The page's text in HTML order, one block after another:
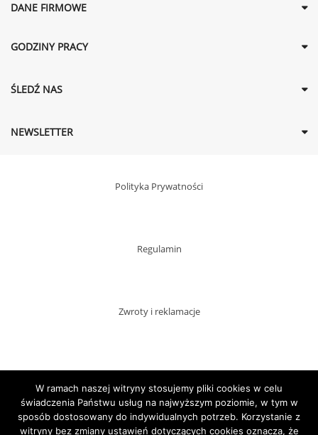
DANE FIRMOWE
GODZINY PRACY
ŚLEDŹ NAS
NEWSLETTER
Polityka Prywatności
Regulamin
Zwroty i reklamacje
Dostawy
W ramach naszej witryny stosujemy pliki cookies w celu
świadczenia Państwu usług na najwyższym poziomie, w tym w
sposób dostosowany do indywidualnych potrzeb. Korzystanie z
witryny bez zmiany ustawień dotyczących cookies oznacza, że